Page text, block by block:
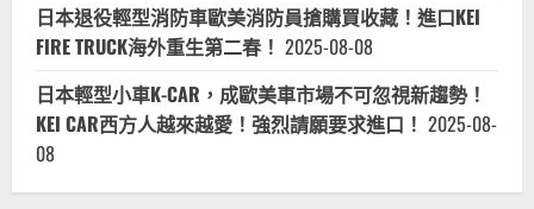
日本退役輕型消防車歐美消防員搶購買收藏！進口KEI
FIRE TRUCK海外重生第二春！ 2025-08-08
日本輕型小車K-CAR，成歐美車市場不可忽視新趨勢！
KEI CAR西方人越來越愛！強烈請願要求進口！ 2025-08-
08